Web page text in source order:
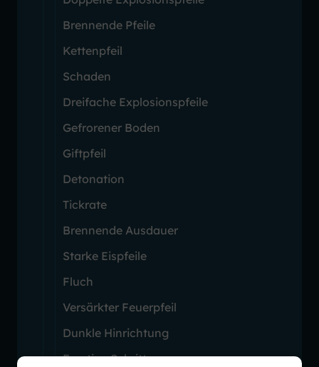
Brennende Pfeile
Kettenpfeil
Schaden
Dreifache Explosionspfeile
Gefrorener Boden
Giftpfeil
Detonation
Tickrate
Brennende Ausdauer
Starke Eispfeile
Fluch
Versärkter Feuerpfeil
Dunkle Hinrichtung
Frostige Schritte